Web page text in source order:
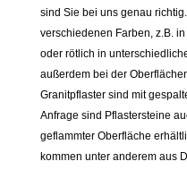
sind Sie bei uns genau
verschiedenen Farben, z.B.
oder rötlich in
außerdem bei der
Granitpflaster sind mit
Anfrage sind Pflastersteine
geflammter Oberfläche
kommen unter anderem aus